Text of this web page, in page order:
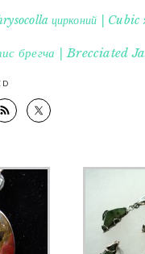
цирконий |
брегча | Brecciated